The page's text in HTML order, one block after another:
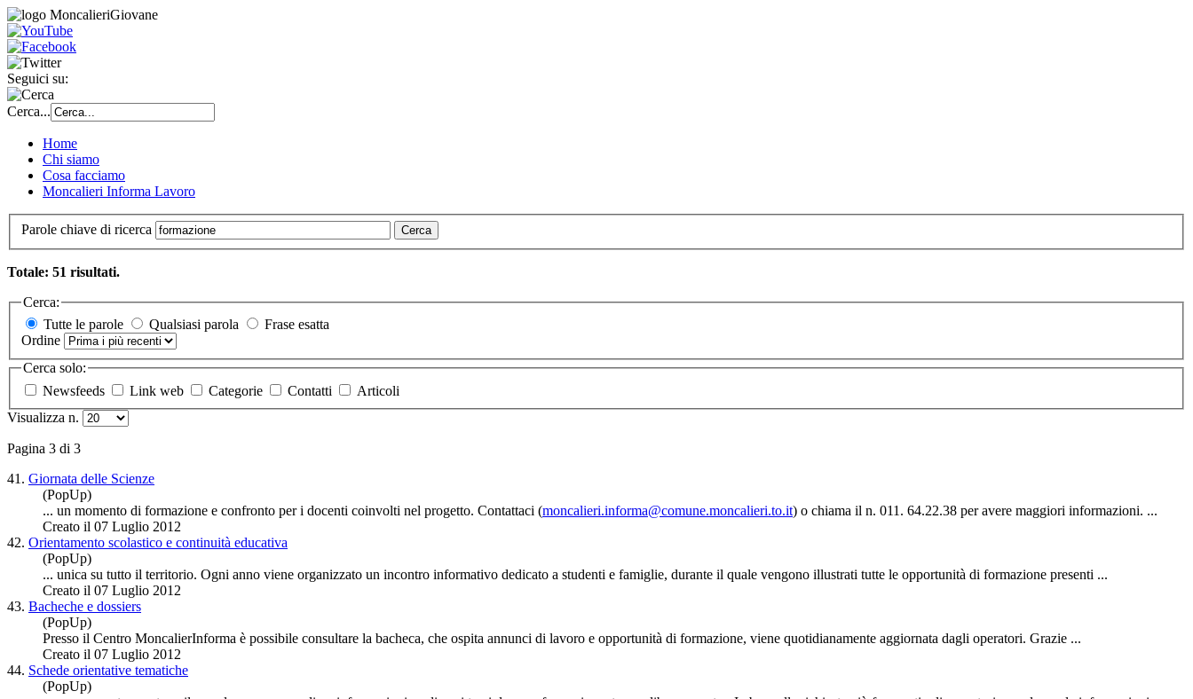
Seguici su:
Cerca...
Home
Chi siamo
Cosa facciamo
Moncalieri Informa Lavoro
Parole chiave di ricerca Cerca
Totale: 51 risultati.
Cerca:
Tutte le parole
Qualsiasi parola
Frase esatta
Ordine
Cerca solo:
Newsfeeds
Link web Categorie Contatti
Articoli
Visualizza n.
Pagina 3 di 3
41. Giornata delle Scienze
(PopUp)
... un momento di formazione e confronto per i docenti coinvolti nel progetto. Contattaci (moncalieri.informa@comune.moncalieri.to.it) o chiama il n. 011. 64.22.38 per avere maggiori informazioni. ...
Creato il 07 Luglio 2012
42. Orientamento scolastico e continuità educativa
(PopUp)
... unica su tutto il territorio. Ogni anno viene organizzato un incontro informativo dedicato a studenti e famiglie, durante il quale vengono illustrati tutte le opportunità di formazione presenti ...
Creato il 07 Luglio 2012
43. Bacheche e dossiers
(PopUp)
Presso il Centro MoncalierInforma è possibile consultare la bacheca, che ospita annunci di lavoro e opportunità di formazione, viene quotidianamente aggiornata dagli operatori. Grazie ...
Creato il 07 Luglio 2012
44. Schede orientative tematiche
(PopUp)